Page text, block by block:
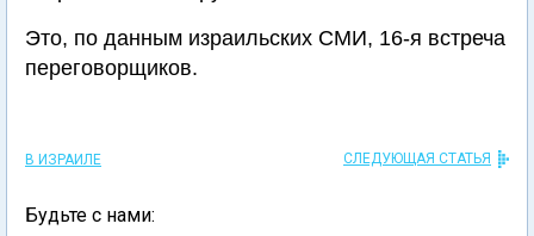
Это, по данным израильских СМИ, 16-я встреча
переговорщиков.
В ИЗРАИЛЕ СЛЕДУЮЩАЯ СТАТЬЯ
Будьте с нами: